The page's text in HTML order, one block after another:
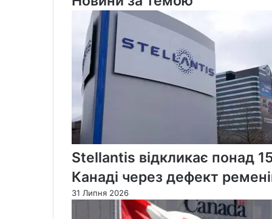
мільйонів:
найвища
за
останні
десятиліття
Stellantis відкликає понад
Канаді через дефект
31 Липня 2026